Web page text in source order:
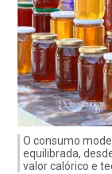
O consumo
equilibrada,
valor calórico e